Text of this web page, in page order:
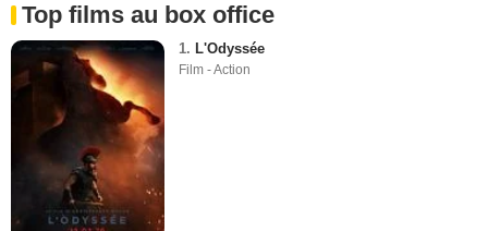
Top films au box office
1. L'Odyssée
Film - Action